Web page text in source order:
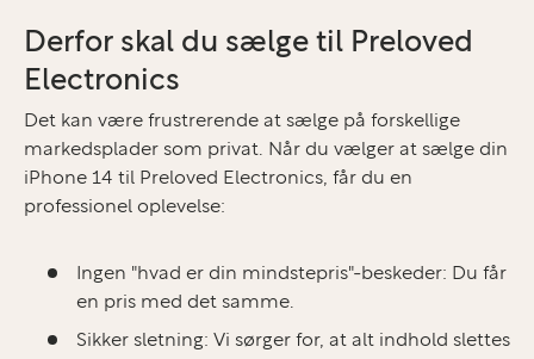
Derfor skal du sælge til Preloved
Electronics
Det kan være frustrerende at sælge på forskellige
markedsplader som privat. Når du vælger at sælge din
iPhone 14 til Preloved Electronics, får du en
professionel oplevelse:
Ingen "hvad er din mindstepris"-beskeder: Du får
en pris med det samme.
Sikker sletning: Vi sørger for, at alt indhold slettes